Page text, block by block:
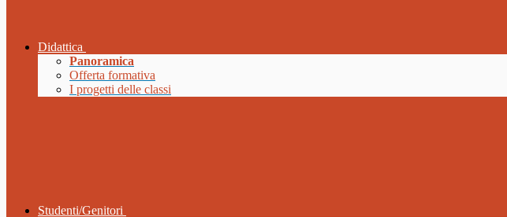
Didattica
Panoramica
Offerta formativa
I progetti delle classi
Studenti/Genitori